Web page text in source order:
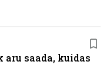
saada, kuidas